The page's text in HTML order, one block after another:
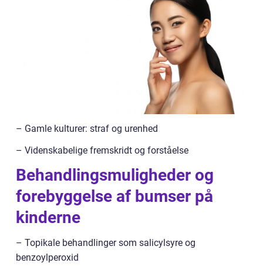
– Gamle kulturer: straf og urenhed
– Videnskabelige fremskridt og forståelse
Behandlingsmuligheder og
forebyggelse af bumser på
kinderne
– Topikale behandlinger som salicylsyre og
benzoylperoxid